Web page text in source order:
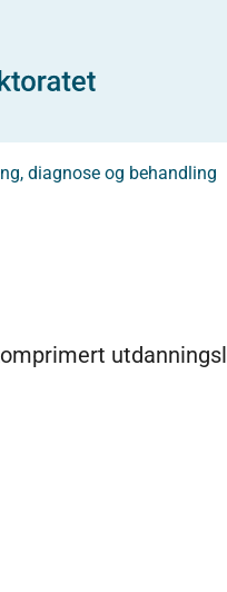
diagnose og behandling